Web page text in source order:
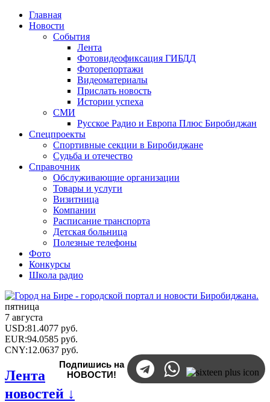
Главная
Новости
События
Лента
Фотовидеофиксация ГИБДД
Фоторепортажи
Видеоматериалы
Прислать новость
Истории успеха
СМИ
Русское Радио и Европа Плюс Биробиджан
Спецпроекты
Спортивные секции в Биробиджане
Судьба и отечество
Справочник
Обслуживающие организации
Товары и услуги
Визитница
Компании
Расписание транспорта
Детская больница
Полезные телефоны
Фото
Конкурсы
Школа радио
пятница
7 августа
USD:81.4077 руб.
EUR:94.0585 руб.
CNY:12.0637 руб.
Подпишись на
НОВОСТИ!
Лента
новостей ↓